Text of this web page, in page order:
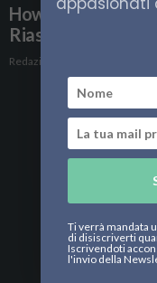
How I Ended This
Riassunto
Redazione
Ti verrà mandata
di disiscriverti
Iscrivendoti
l'invio della